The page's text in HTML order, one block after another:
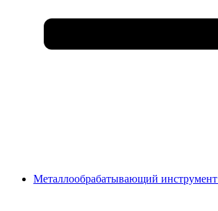
Металлообрабатывающий инструмент